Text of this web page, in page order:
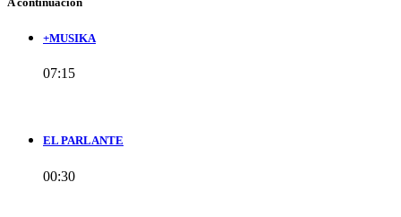
+MUSIKA
07:15
EL PARLANTE
00:30